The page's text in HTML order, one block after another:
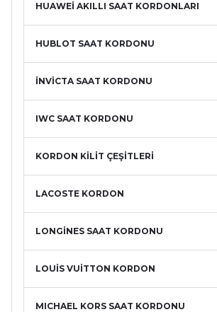
HUAWEİ AKILLI SAAT KORDONLARI
HUBLOT SAAT KORDONU
İNVİCTA SAAT KORDONU
IWC SAAT KORDONU
KORDON KİLİT ÇEŞİTLERİ
LACOSTE KORDON
LONGİNES SAAT KORDONU
LOUİS VUİTTON KORDON
MICHAEL KORS SAAT KORDONU